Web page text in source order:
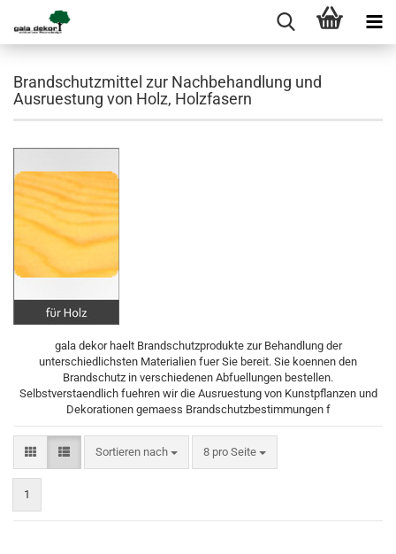
Brandschutzmittel zur Nachbehandlung und
Ausruestung von Holz, Holzfasern
gala dekor haelt Brandschutzprodukte zur Behandlung der
unterschiedlichsten Materialien fuer Sie bereit. Sie koennen den
Brandschutz in verschiedenen Abfuellungen bestellen.
Selbstverstaendlich fuehren wir die Ausruestung von Kunstpflanzen und
Dekorationen gemaess Brandschutzbestimmungen f
Sortieren nach
Sortieren nach 8 pro Seite
pro Seite
1